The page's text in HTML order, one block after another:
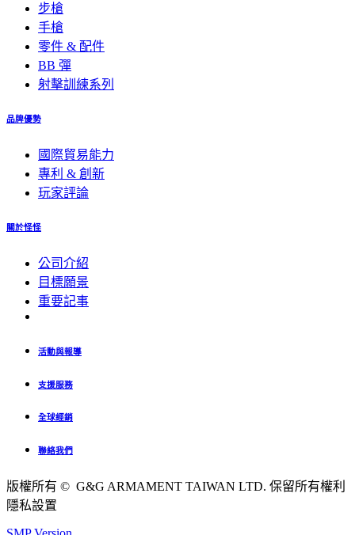
步槍
手槍
零件 & 配件
BB 彈
射擊訓練系列
品牌優勢
國際貿易能力
專利 & 創新
玩家評論
關於怪怪
公司介紹
目標願景
重要記事
活動與報導
支援服務
全球經銷
聯絡我們
版權所有 © G&G ARMAMENT TAIWAN LTD. 保留所有權利
隱私設置